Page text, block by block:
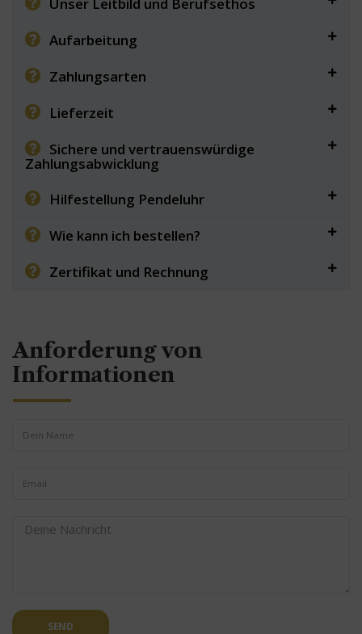
Aufarbeitung
Zahlungsarten
Lieferzeit
Sichere und vertrauenswürdige
Zahlungsabwicklung
Hilfestellung Pendeluhr
Wie kann ich bestellen?
Zertifikat und Rechnung
Anforderung von
Informationen
SEND